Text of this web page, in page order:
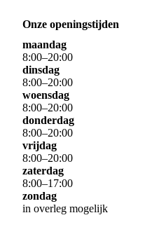
Onze openingstijden
maandag
8:00–20:00
dinsdag
8:00–20:00
woensdag
8:00–20:00
donderdag
8:00–20:00
vrijdag
8:00–20:00
zaterdag
8:00–17:00
zondag
in overleg mogelijk